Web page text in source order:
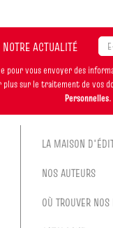
ACTUALITÉ
vous envoyer des
sur le traitement de vos
Personnelles.
LA MAISON
NOS AUTEURS
OÙ TROUVER